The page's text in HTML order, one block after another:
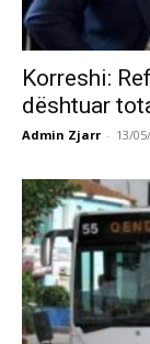
Korreshi:
dështuar
Admin Zjarr - 13/